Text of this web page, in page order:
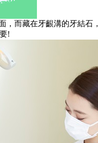
而藏在牙齦溝的牙結石
!